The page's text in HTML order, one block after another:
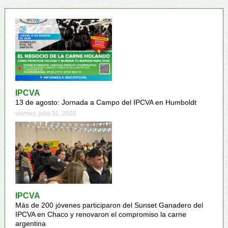
IPCVA
13 de agosto: Jornada a Campo del IPCVA en Humboldt
viernes, julio 31, 2026
IPCVA
Más de 200 jóvenes participaron del Sunset Ganadero del
IPCVA en Chaco y renovaron el compromiso la carne
argentina